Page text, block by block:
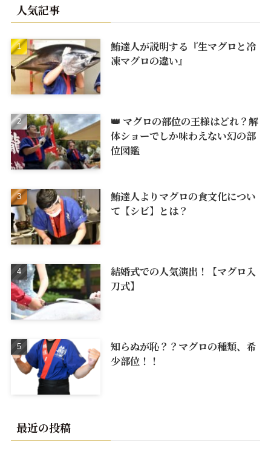
人気記事
鮪達人が説明する『生マグロと冷
凍マグロの違い』
👑 マグロの部位の王様はどれ？解
体ショーでしか味わえない幻の部
位図鑑
鮪達人よりマグロの食文化につい
て【シビ】とは？
結婚式での人気演出！【マグロ入
刀式】
知らぬが恥？？マグロの種類、希
少部位！！
最近の投稿